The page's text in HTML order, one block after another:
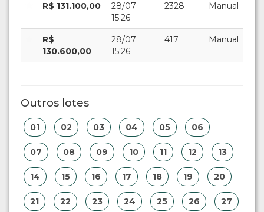
R$ 131.100,00
28/07
15:26
2328 Manual
R$
130.600,00
28/07
15:26
417 Manual
Outros lotes
01 02 03 04 05 06
07 08 09 10 11 12 13
14 15 16 17 18 19 20
21 22 23 24 25 26 27